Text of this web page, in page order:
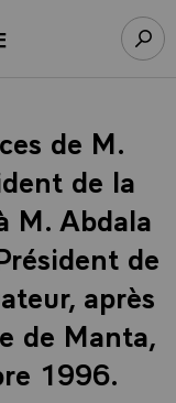
Élysée
de M.
de la
M. Abdala
de
après
de Manta,
1996.